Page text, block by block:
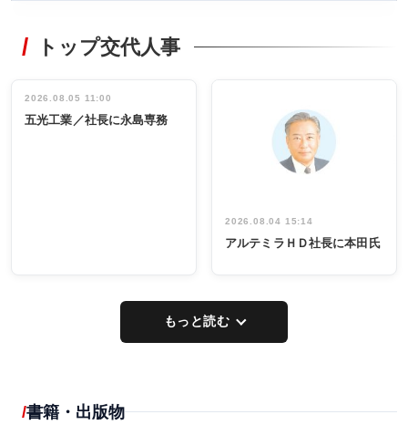
非鉄業界で
インタビュ
ー／社内ア
タックトレー
祝う 業界関
係者ら220人
出席
トップ交代人事
2026.08.05 11:00
五光工業／社長に永島専務
2026.08.04 15:14
アルテミラＨＤ社長に本田氏
もっと読む
書籍・出版物